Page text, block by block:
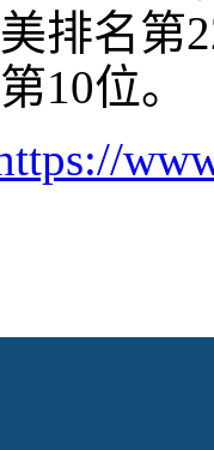
排名第
10位。